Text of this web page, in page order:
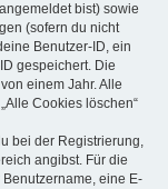
bist) sowie
(sofern du nicht
Benutzer-ID, ein
gespeichert. Die
einem Jahr. Alle
Cookies löschen“
bei der Registrierung,
angibst. Für die
eine E-